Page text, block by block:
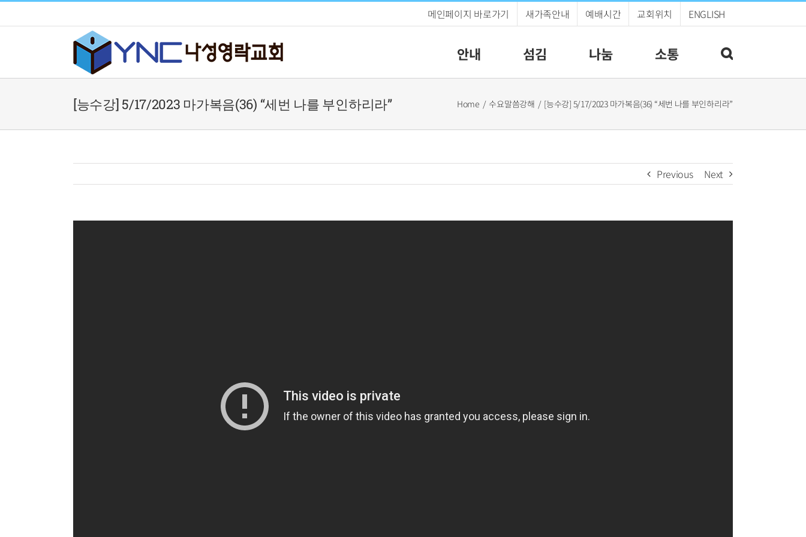
to
메인페이지 바로가기 새가족안내 예배시간 교회위치 ENGLISH
안내 섬김 나눔 소통
[능수강] 5/17/2023 마가복음(36) “세번 나를 부인하리라” Home 수요말씀강해 [능수강] 5/17/2023 마가복음(36) “세번 나를 부인하리라”
Previous Next